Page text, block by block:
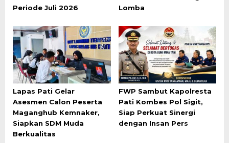
Periode Juli 2026
Lomba
Lapas Pati Gelar
Asesmen Calon Peserta
Maganghub Kemnaker,
Siapkan SDM Muda
Berkualitas
FWP Sambut Kapolresta
Pati Kombes Pol Sigit,
Siap Perkuat Sinergi
dengan Insan Pers